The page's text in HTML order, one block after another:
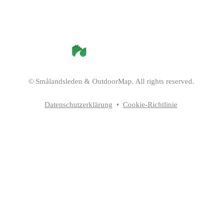
© Smålandsleden & OutdoorMap. All rights reserved.
Datenschutzerklärung • Cookie-Richtlinie